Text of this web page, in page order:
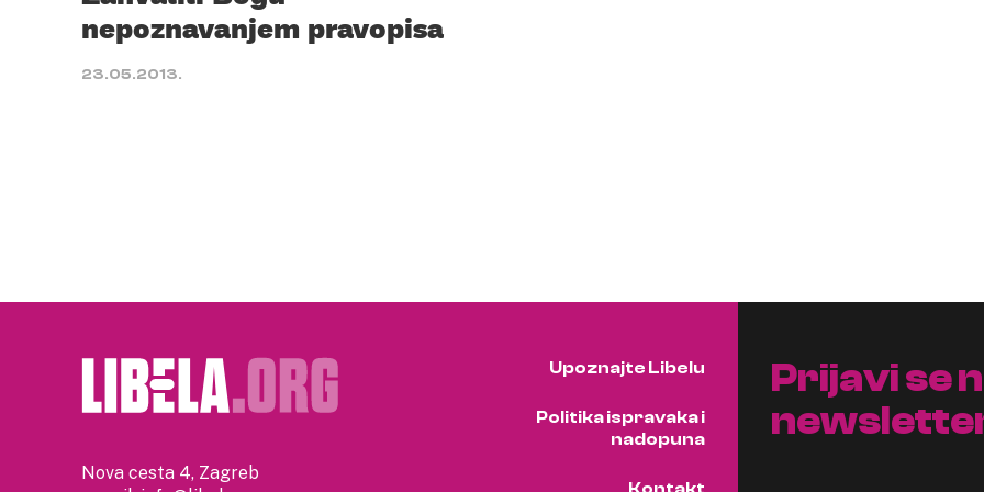
nepoznavanjem pravopisa
23.05.2013.
Nova cesta 4, Zagreb
Upoznajte Libelu
Politika ispravaka i
nadopuna
Prijavi se